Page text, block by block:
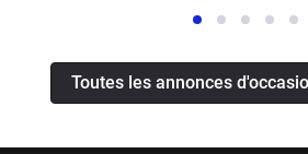
Toutes les annonces